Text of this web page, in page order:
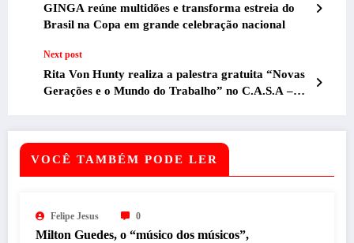
GINGA reúne multidões e transforma estreia do
Brasil na Copa em grande celebração nacional
Next post
Rita Von Hunty realiza a palestra gratuita “Novas
Gerações e o Mundo do Trabalho” no C.A.S.A –
VOCÊ TAMBÉM PODE LER
Felipe Jesus 0
Milton Guedes, o “músico dos músicos”,